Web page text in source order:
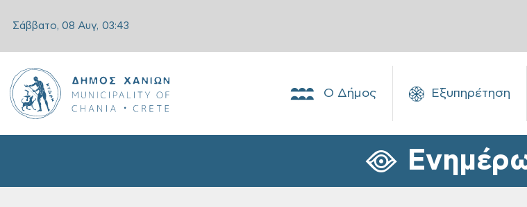
Σάββατο, 08 Αυγ, 03:44
Ο Δήμος Εξυπηρέτηση